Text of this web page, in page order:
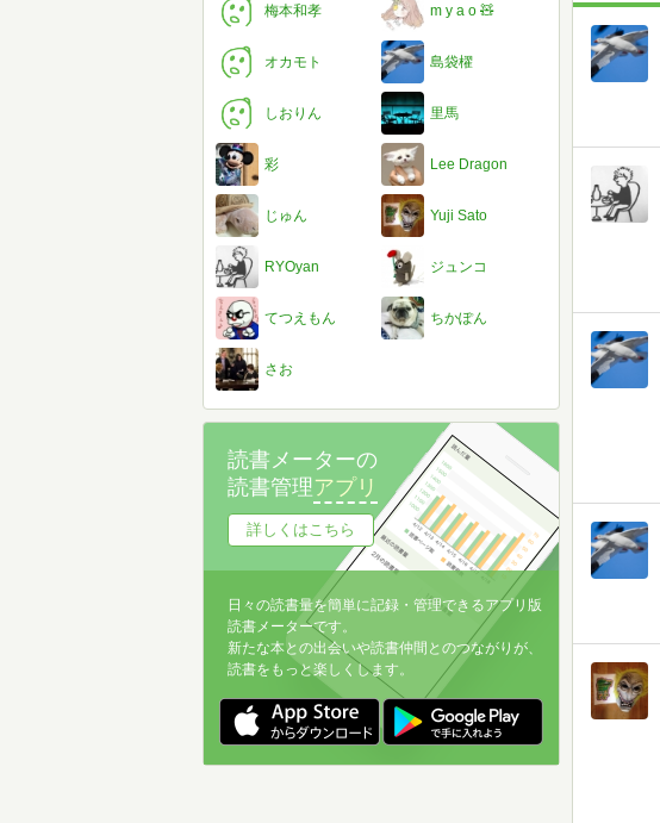
梅本和孝 m y a o 🧸
オカモト 島袋櫂
しおりん 里馬
彩 Lee Dragon
じゅん Yuji Sato
RYOyan ジュンコ
てつえもん ちかぽん
さお
読書メーターの
読書管理アプリ
詳しくはこちら
日々の読書量を簡単に記録・管理できるアプリ版
読書メーターです。
新たな本との出会いや読書仲間とのつながりが、
読書をもっと楽しくします。